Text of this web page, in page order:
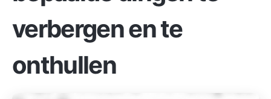
verbergen en te
onthullen